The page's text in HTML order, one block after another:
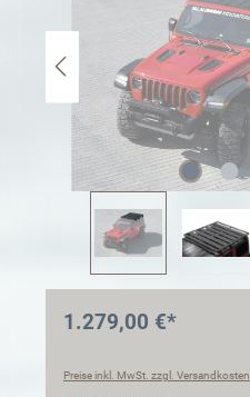
1.279,00 €*
Preise inkl. MwSt. zzgl. Versandkosten